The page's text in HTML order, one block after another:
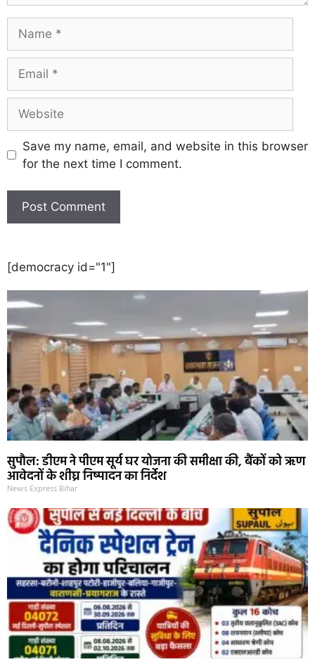
Save my name, email, and website in this browser
for the next time I comment.
[democracy id="1"]
सुपौल: डीएम ने पीएम सूर्य घर योजना की समीक्षा की, बैंकों को ऋण
आवेदनों के शीघ्र निष्पादन का निर्देश
News Express Bihar